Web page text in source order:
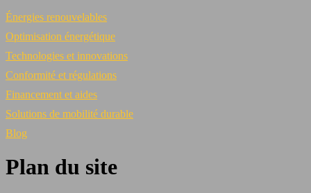
Énergies renouvelables
Optimisation énergétique
Technologies et innovations
Conformité et régulations
Financement et aides
Solutions de mobilité durable
Blog
Plan du site